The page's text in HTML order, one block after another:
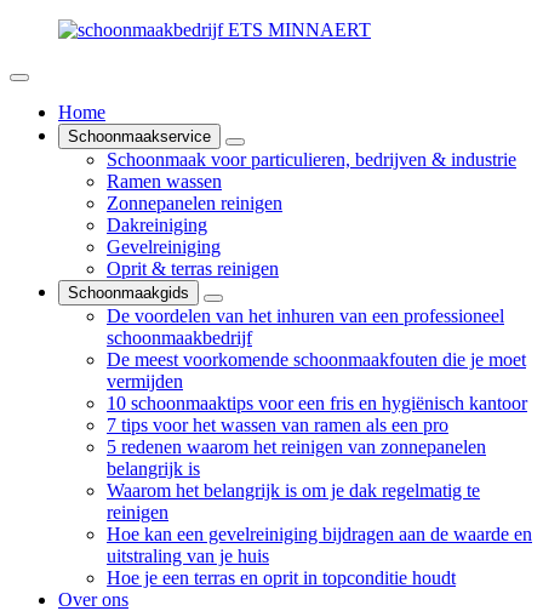
Home
Schoonmaakservice
Schoonmaak voor particulieren, bedrijven & industrie
Ramen wassen
Zonnepanelen reinigen
Dakreiniging
Gevelreiniging
Oprit & terras reinigen
Schoonmaakgids
De voordelen van het inhuren van een professioneel
schoonmaakbedrijf
De meest voorkomende schoonmaakfouten die je moet
vermijden
10 schoonmaaktips voor een fris en hygiënisch kantoor
7 tips voor het wassen van ramen als een pro
5 redenen waarom het reinigen van zonnepanelen
belangrijk is
Waarom het belangrijk is om je dak regelmatig te
reinigen
Hoe kan een gevelreiniging bijdragen aan de waarde en
uitstraling van je huis
Hoe je een terras en oprit in topconditie houdt
Over ons